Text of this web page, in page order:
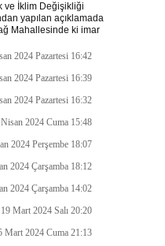
ve İklim Değişikliği
yapılan açıklamada
Mahallesinde ki imar
2024 Pazartesi 16:42
2024 Pazartesi 16:39
2024 Pazartesi 16:32
2024 Cuma 15:48
2024 Perşembe 18:07
2024 Çarşamba 18:12
2024 Çarşamba 14:02
19 Mart 2024 Salı 20:20
Mart 2024 Cuma 21:13